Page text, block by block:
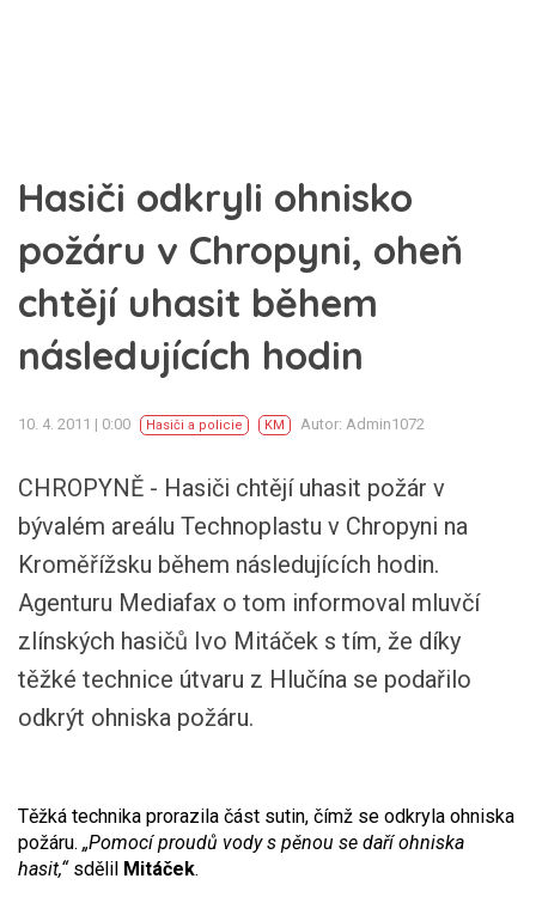
Hasiči odkryli ohnisko
požáru v Chropyni, oheň
chtějí uhasit během
následujících hodin
10. 4. 2011 | 0:00 Hasiči a policie KM Autor: Admin1072
CHROPYNĚ - Hasiči chtějí uhasit požár v
bývalém areálu Technoplastu v Chropyni na
Kroměřížsku během následujících hodin.
Agenturu Mediafax o tom informoval mluvčí
zlínských hasičů Ivo Mitáček s tím, že díky
těžké technice útvaru z Hlučína se podařilo
odkrýt ohniska požáru.
Těžká technika prorazila část sutin, čímž se odkryla ohniska
požáru. „Pomocí proudů vody s pěnou se daří ohniska
hasit,“sdělil Mitáček.